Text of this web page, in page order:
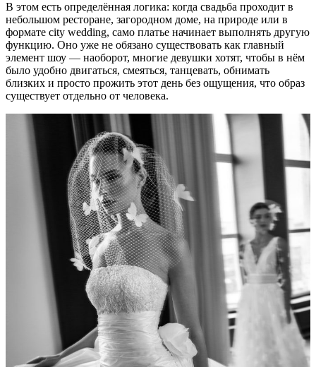
В этом есть определённая логика: когда свадьба проходит в
небольшом ресторане, загородном доме, на природе или в
формате city wedding, само платье начинает выполнять другую
функцию. Оно уже не обязано существовать как главный
элемент шоу — наоборот, многие девушки хотят, чтобы в нём
было удобно двигаться, смеяться, танцевать, обнимать
близких и просто прожить этот день без ощущения, что образ
существует отдельно от человека.